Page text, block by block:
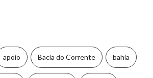
apoio Bacia do Corrente bahia